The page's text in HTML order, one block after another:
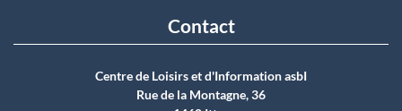
Contact
Centre de Loisirs et d'Information asbI
Rue de la Montagne, 36